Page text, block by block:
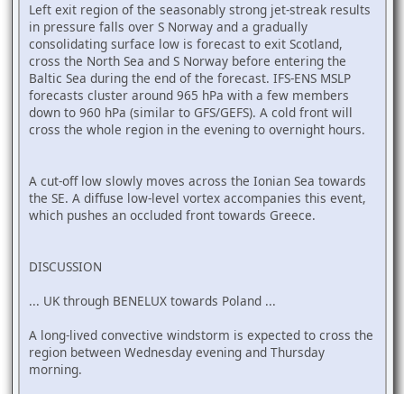
Left exit region of the seasonably strong jet-streak results
in pressure falls over S Norway and a gradually
consolidating surface low is forecast to exit Scotland,
cross the North Sea and S Norway before entering the
Baltic Sea during the end of the forecast. IFS-ENS MSLP
forecasts cluster around 965 hPa with a few members
down to 960 hPa (similar to GFS/GEFS). A cold front will
cross the whole region in the evening to overnight hours.
A cut-off low slowly moves across the Ionian Sea towards
the SE. A diffuse low-level vortex accompanies this event,
which pushes an occluded front towards Greece.
DISCUSSION
... UK through BENELUX towards Poland ...
A long-lived convective windstorm is expected to cross the
region between Wednesday evening and Thursday
morning.